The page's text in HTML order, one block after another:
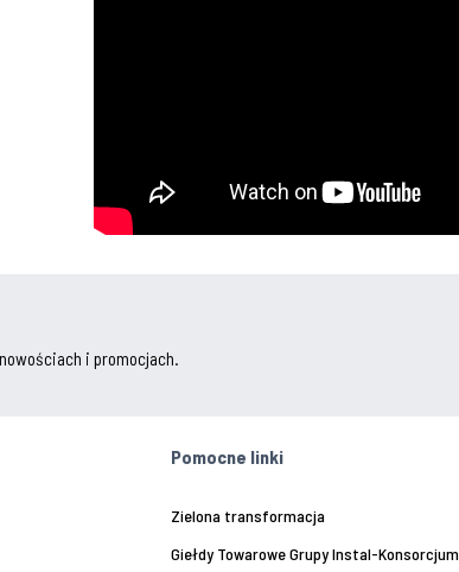
i promocjach.
Pomocne linki
Zielona transformacja
Giełdy Towarowe Grupy Instal-Konsorcjum